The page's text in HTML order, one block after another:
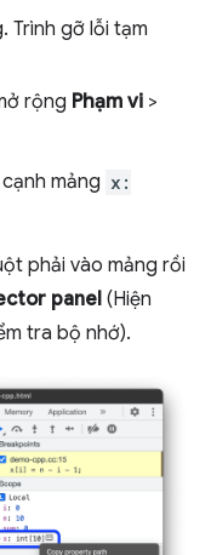
Trình gỡ lỗi tạm
rộng Phạm vi >
mảng x:
phải vào mảng rồi
panel (Hiện
tra bộ nhớ).